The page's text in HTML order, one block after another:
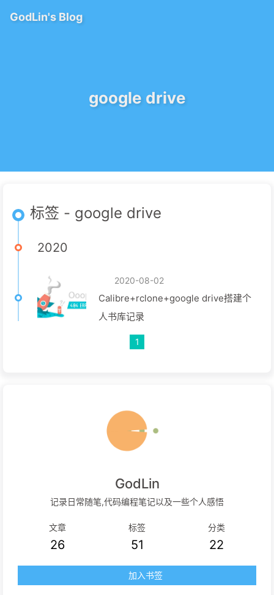
GodLin's Blog
google drive
标签 - google drive
2020
2020-08-02
Calibre+rclone+google drive搭建个
人书库记录
1
GodLin
记录日常随笔,代码编程笔记以及一些个人感悟
文章
26
标签
51
分类
22
加入书签